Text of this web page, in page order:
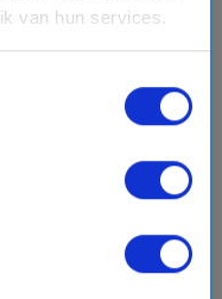
van hun services.
favorite